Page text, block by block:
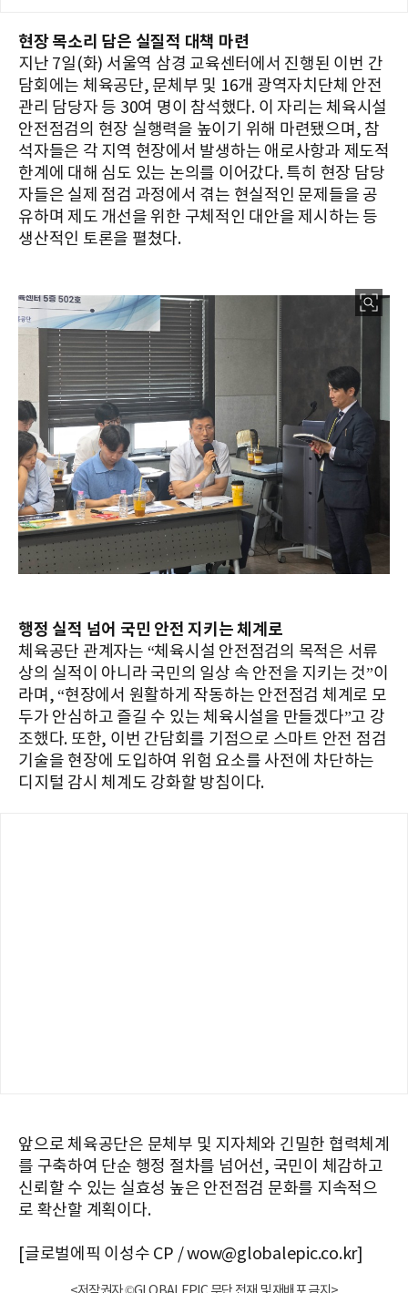
현장 목소리 담은 실질적 대책 마련
지난 7일(화) 서울역 삼경 교육센터에서 진행된 이번 간
담회에는 체육공단, 문체부 및 16개 광역자치단체 안전
관리 담당자 등 30여 명이 참석했다. 이 자리는 체육시설
안전점검의 현장 실행력을 높이기 위해 마련됐으며, 참
석자들은 각 지역 현장에서 발생하는 애로사항과 제도적
한계에 대해 심도 있는 논의를 이어갔다. 특히 현장 담당
자들은 실제 점검 과정에서 겪는 현실적인 문제들을 공
유하며 제도 개선을 위한 구체적인 대안을 제시하는 등
생산적인 토론을 펼쳤다.
행정 실적 넘어 국민 안전 지키는 체계로
체육공단 관계자는 “체육시설 안전점검의 목적은 서류
상의 실적이 아니라 국민의 일상 속 안전을 지키는 것”이
라며, “현장에서 원활하게 작동하는 안전점검 체계로 모
두가 안심하고 즐길 수 있는 체육시설을 만들겠다”고 강
조했다. 또한, 이번 간담회를 기점으로 스마트 안전 점검
기술을 현장에 도입하여 위험 요소를 사전에 차단하는
디지털 감시 체계도 강화할 방침이다.
앞으로 체육공단은 문체부 및 지자체와 긴밀한 협력체계
를 구축하여 단순 행정 절차를 넘어선, 국민이 체감하고
신뢰할 수 있는 실효성 높은 안전점검 문화를 지속적으
로 확산할 계획이다.
[글로벌에픽 이성수 CP / wow@globalepic.co.kr]